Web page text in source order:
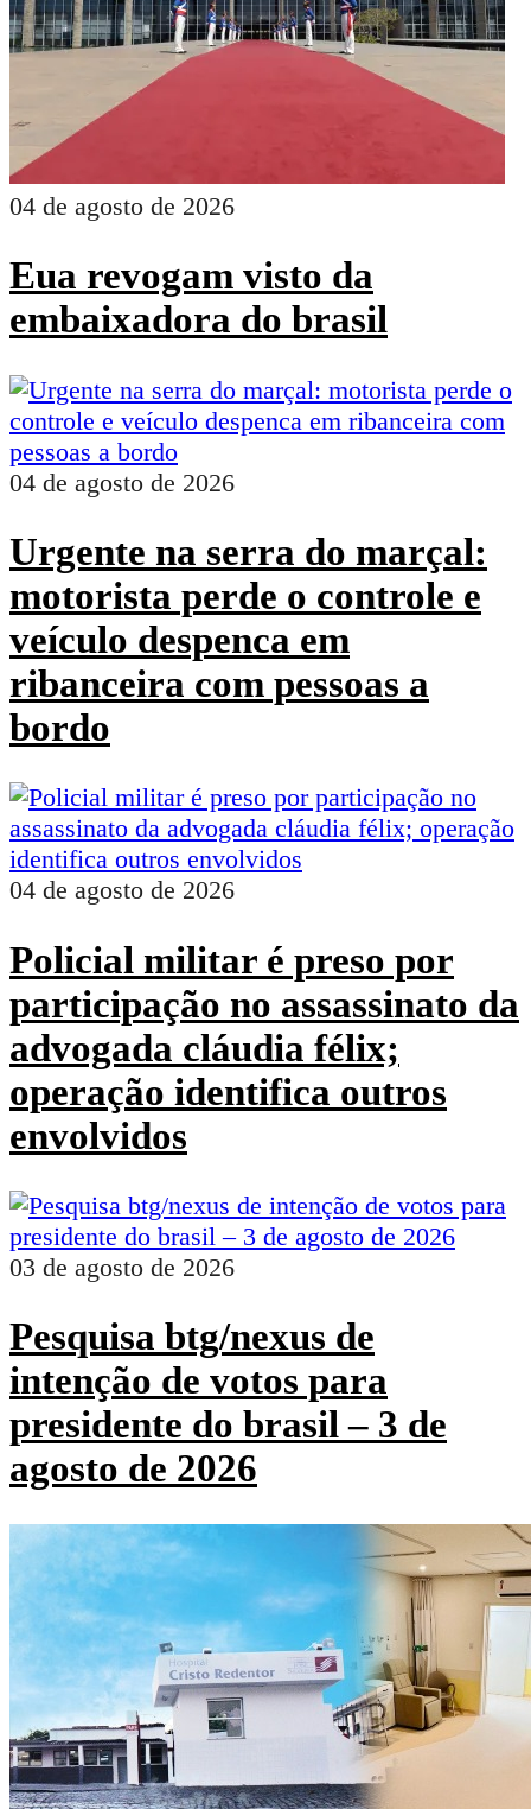
04 de agosto de 2026
Eua revogam visto da
embaixadora do brasil
04 de agosto de 2026
Urgente na serra do marçal:
motorista perde o controle e
veículo despenca em
ribanceira com pessoas a
bordo
04 de agosto de 2026
Policial militar é preso por
participação no assassinato da
advogada cláudia félix;
operação identifica outros
envolvidos
03 de agosto de 2026
Pesquisa btg/nexus de
intenção de votos para
presidente do brasil – 3 de
agosto de 2026